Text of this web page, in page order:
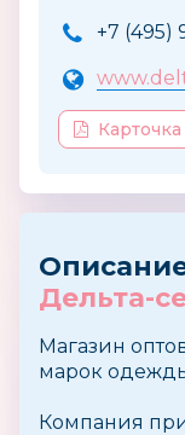
+7 (495)
Дельта-
Магазин
марок
Компания